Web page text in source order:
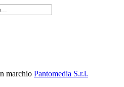
marchio Pantomedia S.r.l.